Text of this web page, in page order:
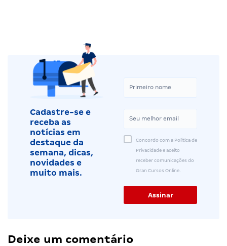
Cadastre-se e
receba as
notícias em
destaque da
semana, dicas,
novidades e
muito mais.
Concordo com a Política de
Privacidade e aceito
receber comunicações do
Gran Cursos Online.
Deixe um comentário